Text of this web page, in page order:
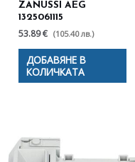
ZANUSSI AEG
1325061115
53.89 € (105.40 лв.)
ДОБАВЯНЕ В
КОЛИЧКАТА